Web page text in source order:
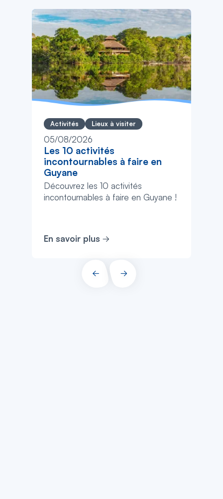
Activités Lieux à visiter
05/08/2026
Les 10 activités
incontournables à faire en
Guyane
Découvrez les 10 activités
incontournables à faire en Guyane !
En savoir plus
PRÉCÉDENT
SUIVANT